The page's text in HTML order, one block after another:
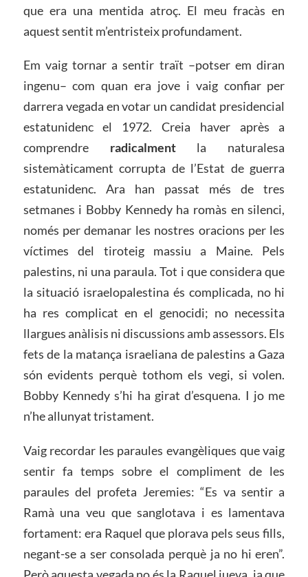
que era una mentida atroç. El meu fracàs en
aquest sentit m’entristeix profundament.
Em vaig tornar a sentir traït –potser em diran
ingenu– com quan era jove i vaig confiar per
darrera vegada en votar un candidat presidencial
estatunidenc el 1972. Creia haver après a
comprendre radicalmentla naturalesa
sistemàticament corrupta de l’Estat de guerra
estatunidenc. Ara han passat més de tres
setmanes i Bobby Kennedy ha romàs en silenci,
només per demanar les nostres oracions per les
víctimes del tiroteig massiu a Maine. Pels
palestins, ni una paraula. Tot i que considera que
la situació israelopalestina és complicada, no hi
ha res complicat en el genocidi; no necessita
llargues anàlisis ni discussions amb assessors. Els
fets de la matança israeliana de palestins a Gaza
són evidents perquè tothom els vegi, si volen.
Bobby Kennedy s’hi ha girat d’esquena. I jo me
n’he allunyat tristament.
Vaig recordar les paraules evangèliques que vaig
sentir fa temps sobre el compliment de les
paraules del profeta Jeremies: “Es va sentir a
Ramà una veu que sanglotava i es lamentava
fortament: era Raquel que plorava pels seus fills,
negant-se a ser consolada perquè ja no hi eren”.